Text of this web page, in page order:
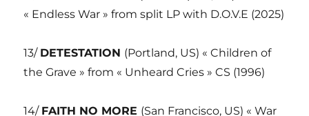
« Endless War » from split LP with D.O.V.E (2025)
13/ DETESTATION (Portland, US) « Children of
the Grave » from « Unheard Cries » CS (1996)
14/ FAITH NO MORE (San Francisco, US) « War